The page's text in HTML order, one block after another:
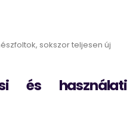
sokszor teljesen új
és használati